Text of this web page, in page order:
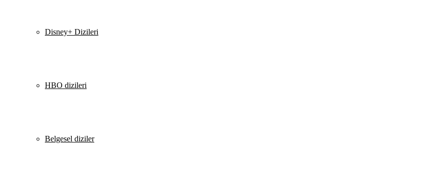
Disney+ Dizileri
HBO dizileri
Belgesel diziler